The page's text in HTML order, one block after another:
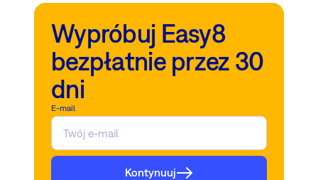
Wypróbuj Easy8
bezpłatnie przez 30
dni
E-mail
Kontynuuj